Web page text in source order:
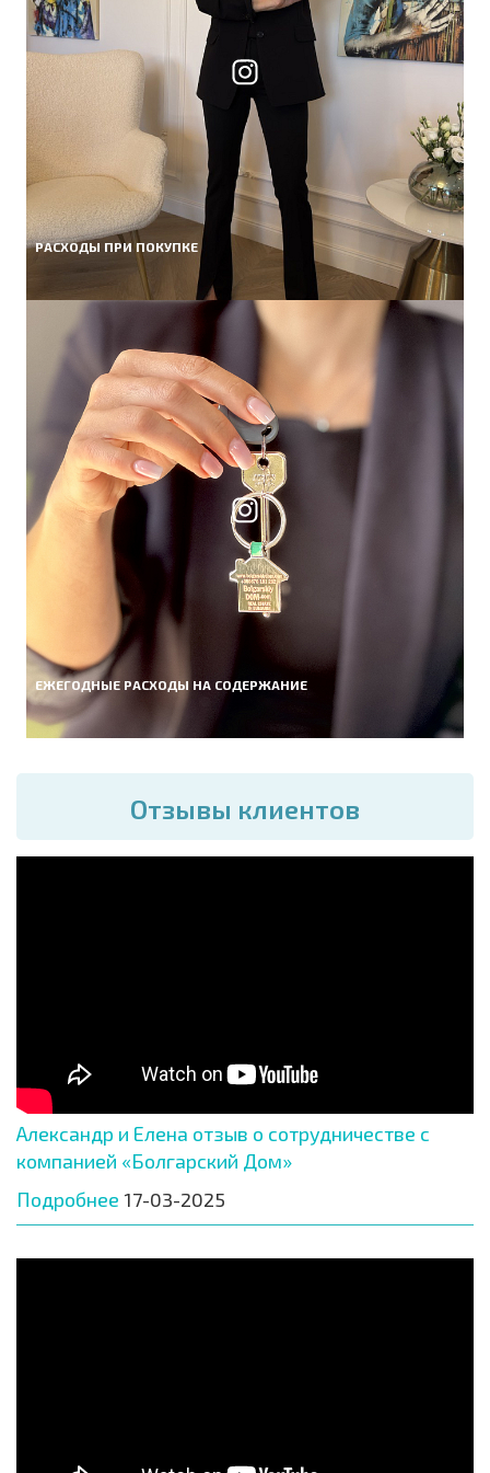
РАСХОДЫ ПРИ ПОКУПКЕ
ЕЖЕГОДНЫЕ РАСХОДЫ НА СОДЕРЖАНИЕ
Отзывы клиентов
Александр и Елена отзыв о сотрудничестве с
компанией «Болгарский Дом»
Подробнее 17-03-2025